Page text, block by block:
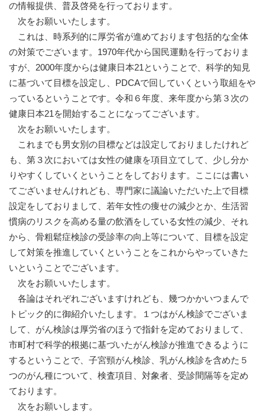
の情報提供、普及啓発を行っております。
次をお願いいたします。
これは、時系列的に厚労省が進めております包括的な全体
の対策でございます。1970年代から国民運動を行っておりま
すが、2000年度からは健康日本21ということで、科学的知見
に基づいて目標を設定し、PDCAで回していくという取組をや
っているということです。令和６年度、来年度から第３次の
健康日本21を開始することになってございます。
次をお願いいたします。
これまでも男女別の目標などは設定しておりましたけれど
も、第３次においては女性の健康を項目立てして、少し分か
りやすくしていくということをしております。ここには書い
てございませんけれども、専門家に議論いただいた上で目標
設定をしておりまして、若年女性の痩せの減少とか、生活習
慣病のリスクを高める量の飲酒をしている女性の減少、それ
から、骨粗鬆症検診の受診率の向上等について、目標を設定
して対策を推進していくということをこれからやっていきた
いということでございます。
次をお願いいたします。
各論はそれぞれございますけれども、幾つかかいつまんで
トピック的に御紹介いたします。１つはがん検診でございま
して、がん検診は厚労省のほうで指針を定めておりまして、
市町村で科学的根拠に基づいたがん検診が推進できるように
するということで、子宮頸がん検診、乳がん検診を含めた５
つのがん種について、検査項目、対象者、受診間隔等を定め
ております。
次をお願いします。